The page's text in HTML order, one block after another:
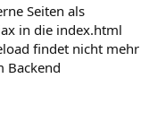
Seiten als
in die index.html
findet nicht mehr
Backend